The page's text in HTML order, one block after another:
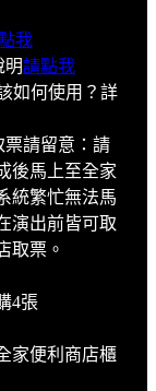
我
明請點我
如何使用？詳
票請留意：請
後馬上至全家
統繁忙無法馬
演出前皆可取
取票。
4張
家便利商店櫃